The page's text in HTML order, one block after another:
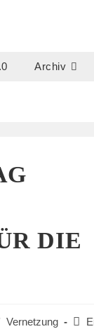
Archiv
DIE
Vernetzung